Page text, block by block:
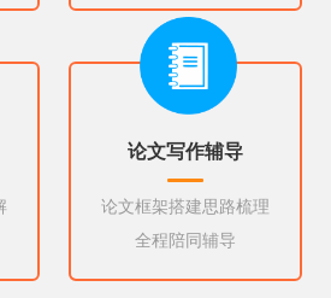
论文写作辅导
论文框架搭建思路梳理
全程陪同辅导